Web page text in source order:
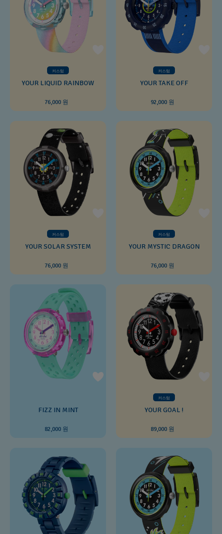
커스텀
YOUR LIQUID RAINBOW
76,000 원
커스텀
YOUR TAKE OFF
92,000 원
커스텀
YOUR SOLAR SYSTEM
76,000 원
커스텀
YOUR MYSTIC DRAGON
76,000 원
FIZZ IN MINT
82,000 원
커스텀
YOUR GOAL !
89,000 원